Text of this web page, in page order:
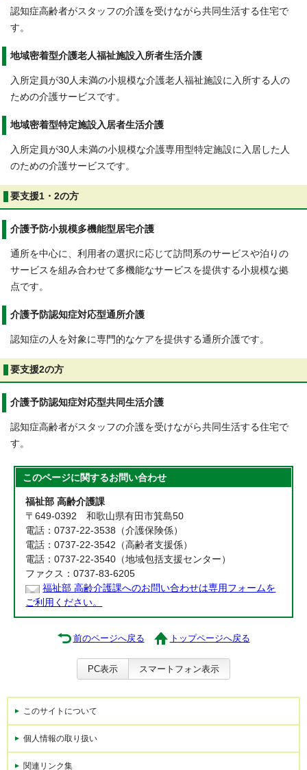
認知症高齢者がスタッフの介護を受けながら共同生活する住宅で
す。
地域密着型介護老人福祉施設入所者生活介護
入所定員が30人未満の小規模な介護老人福祉施設に入所する人の
ための介護サービスです。
地域密着型特定施設入居者生活介護
入所定員が30人未満の小規模な介護専用型特定施設に入居した人
のための介護サービスです。
要支援1・2の方
介護予防小規模多機能型居宅介護
通所を中心に、利用者の選択に応じて訪問系のサービスや泊りの
サービスを組み合わせて多機能なサービスを提供する小規模な拠
点です。
介護予防認知症対応型通所介護
認知症の人を対象に専門的なケアを提供する通所介護です。
要支援2の方
介護予防認知症対応型共同生活介護
認知症高齢者がスタッフの介護を受けながら共同生活する住宅で
す。
このページに関するお問い合わせ
福祉部 高齢介護課
〒649-0392 和歌山県有田市箕島50
電話：0737-22-3538（介護保険係）
電話：0737-22-3542（高齢者支援係）
電話：0737-22-3540（地域包括支援センター）
ファクス：0737-83-6205
福祉部 高齢介護課へのお問い合わせは専用フォームを
ご利用ください。
前のページへ戻る トップページへ戻る
PC表示 スマートフォン表示
このサイトについて
個人情報の取り扱い
関連リンク集